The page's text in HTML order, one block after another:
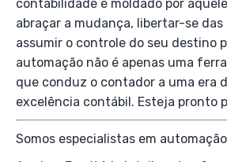
contabilidade é moldado por
abraçar a mudança, libertar-se
assumir o controle do seu destino
automação não é apenas uma
que conduz o contador a uma era
excelência contábil. Esteja pronto
Somos especialistas em